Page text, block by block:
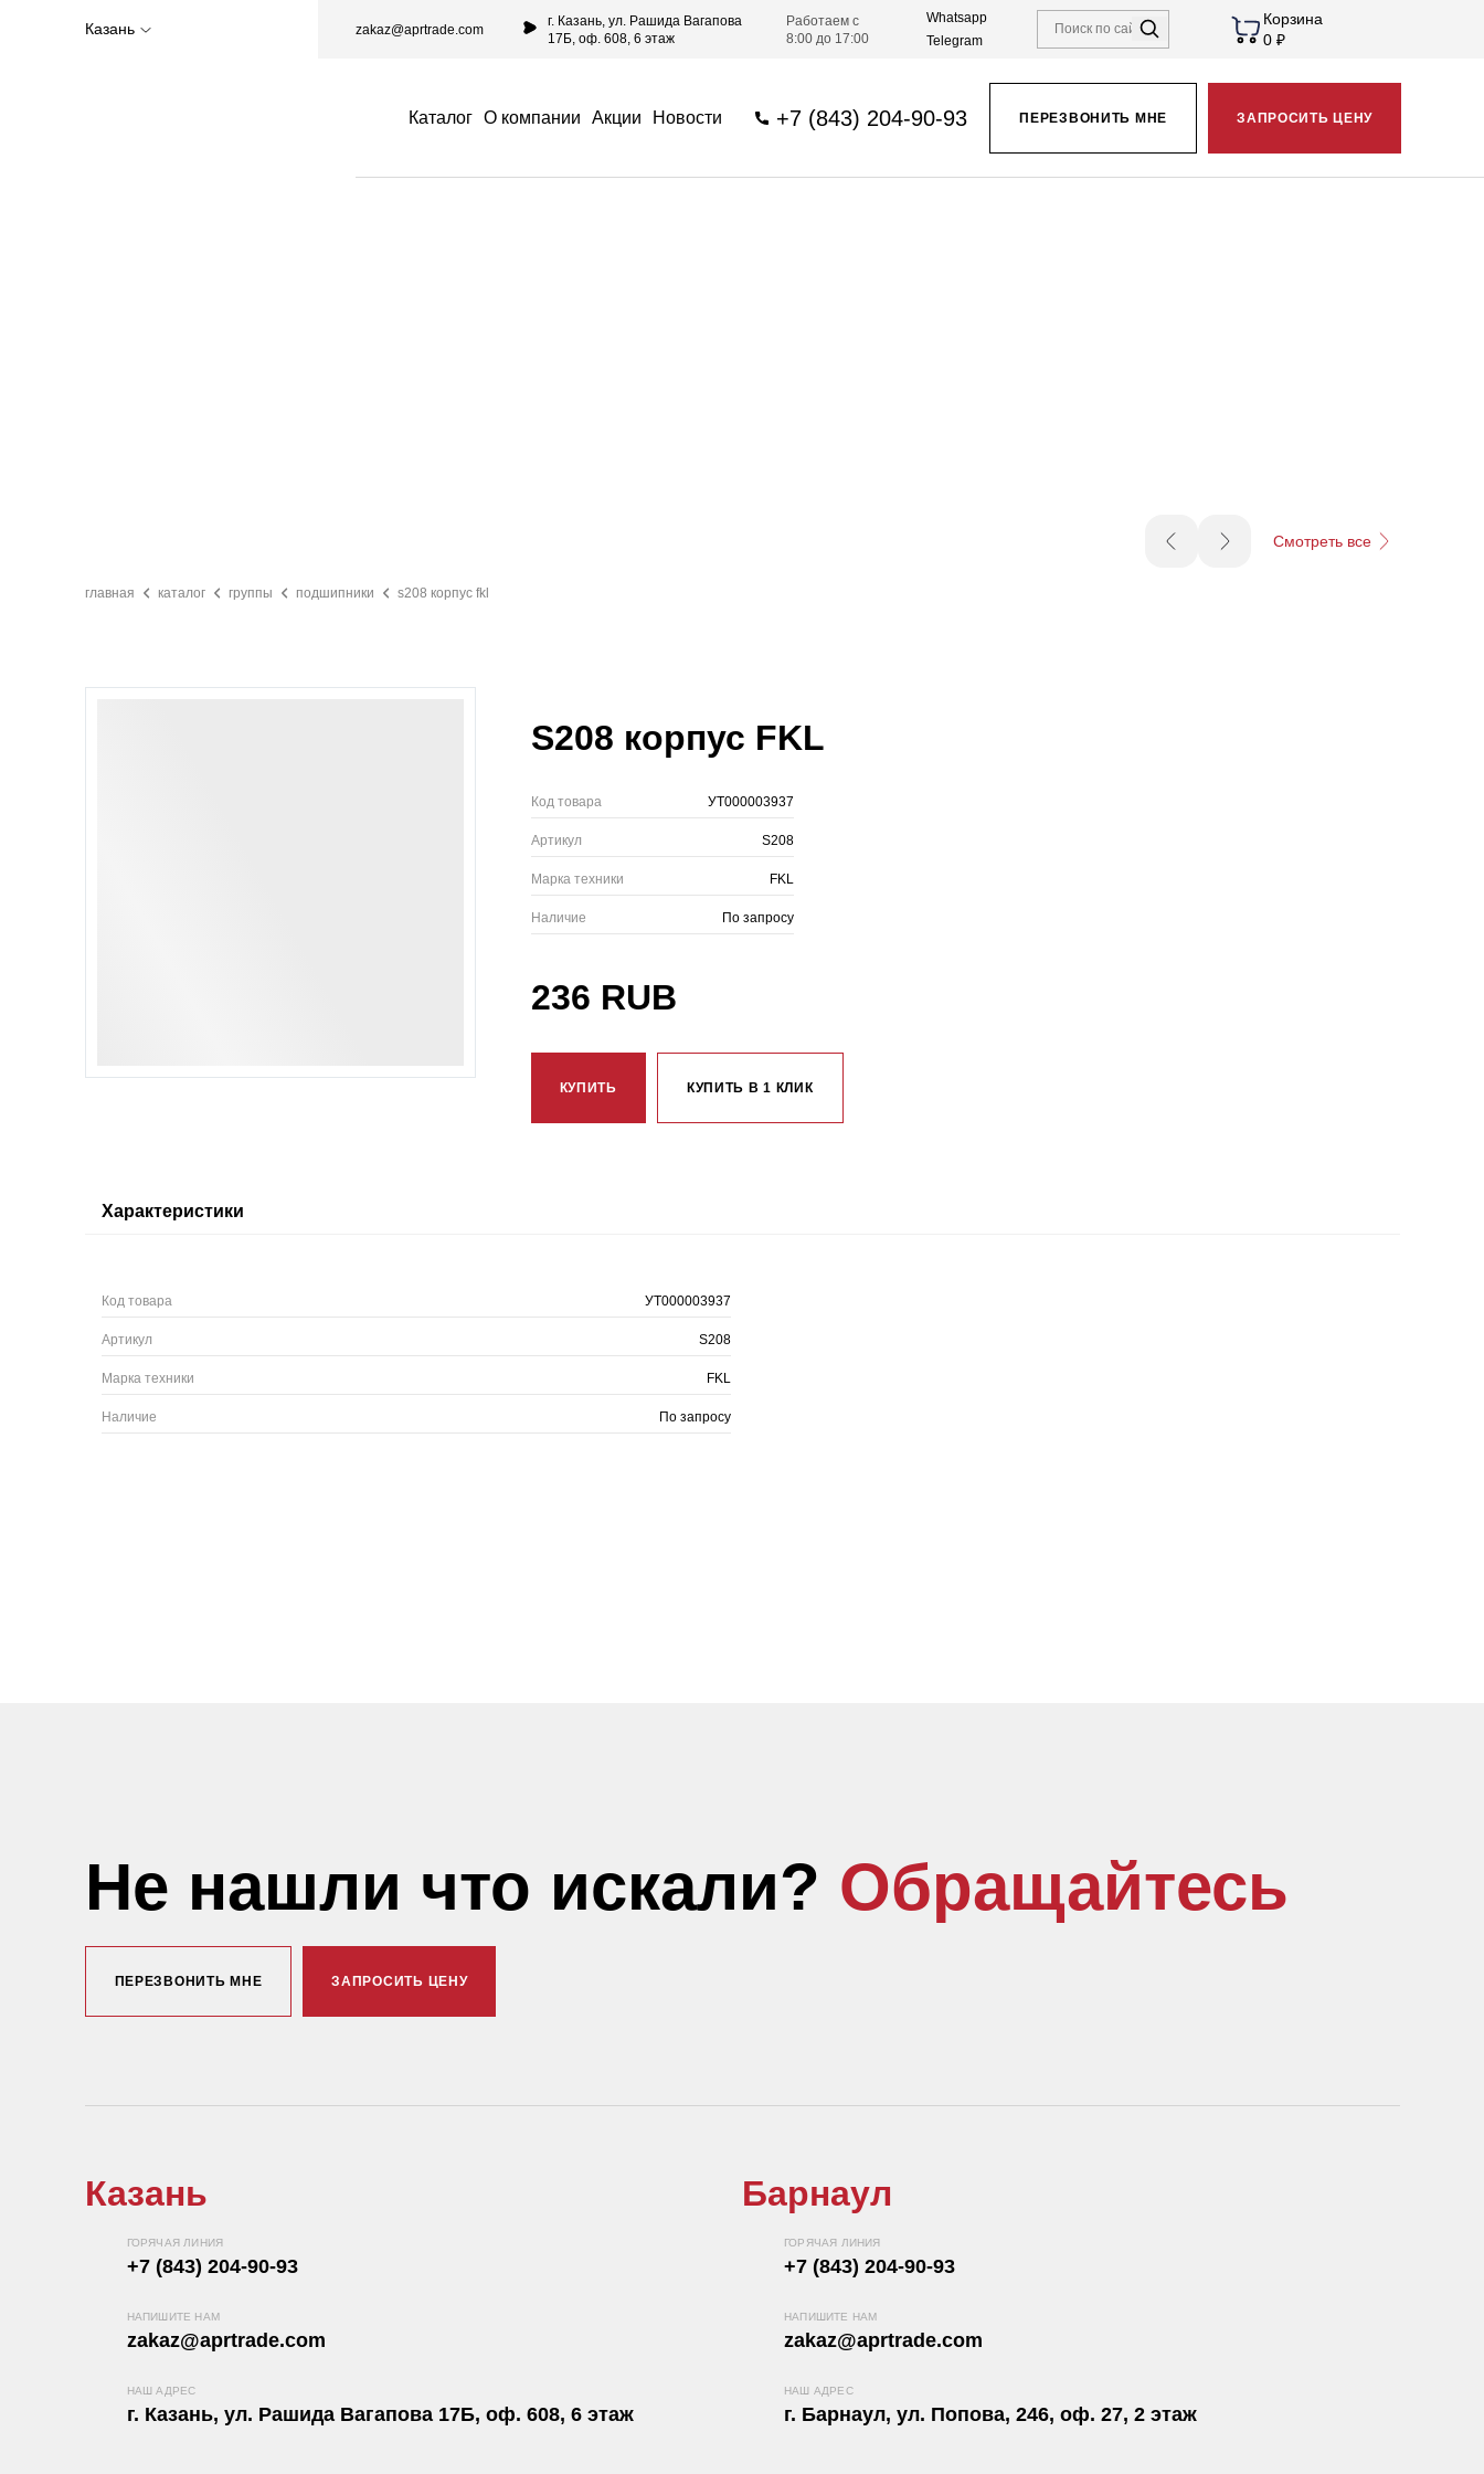
Казань zakaz@aprtrade.com
г. Казань, ул. Рашида Вагапова
17Б, оф. 608, 6 этаж
Работаем с
8:00 до 17:00
Whatsapp
Telegram
Корзина
0 ₽
Каталог О компании Акции Новости +7 (843) 204-90-93 ПЕРЕЗВОНИТЬ МНЕ ЗАПРОСИТЬ ЦЕНУ
Смотреть все
главная каталог группы подшипники s208 корпус fkl
S208 корпус FKL
Код товара УТ000003937
Артикул S208
Марка техники FKL
Наличие По запросу
236 RUB
КУПИТЬ КУПИТЬ В 1 КЛИК
Характеристики
Код товара УТ000003937
Артикул S208
Марка техники FKL
Наличие По запросу
Не нашли что искали? Обращайтесь
ПЕРЕЗВОНИТЬ МНЕ ЗАПРОСИТЬ ЦЕНУ
Казань
ГОРЯЧАЯ ЛИНИЯ
+7 (843) 204-90-93
НАПИШИТЕ НАМ
zakaz@aprtrade.com
НАШ АДРЕС
г. Казань, ул. Рашида Вагапова 17Б, оф. 608, 6 этаж
Барнаул
ГОРЯЧАЯ ЛИНИЯ
+7 (843) 204-90-93
НАПИШИТЕ НАМ
zakaz@aprtrade.com
НАШ АДРЕС
г. Барнаул, ул. Попова, 246, оф. 27, 2 этаж